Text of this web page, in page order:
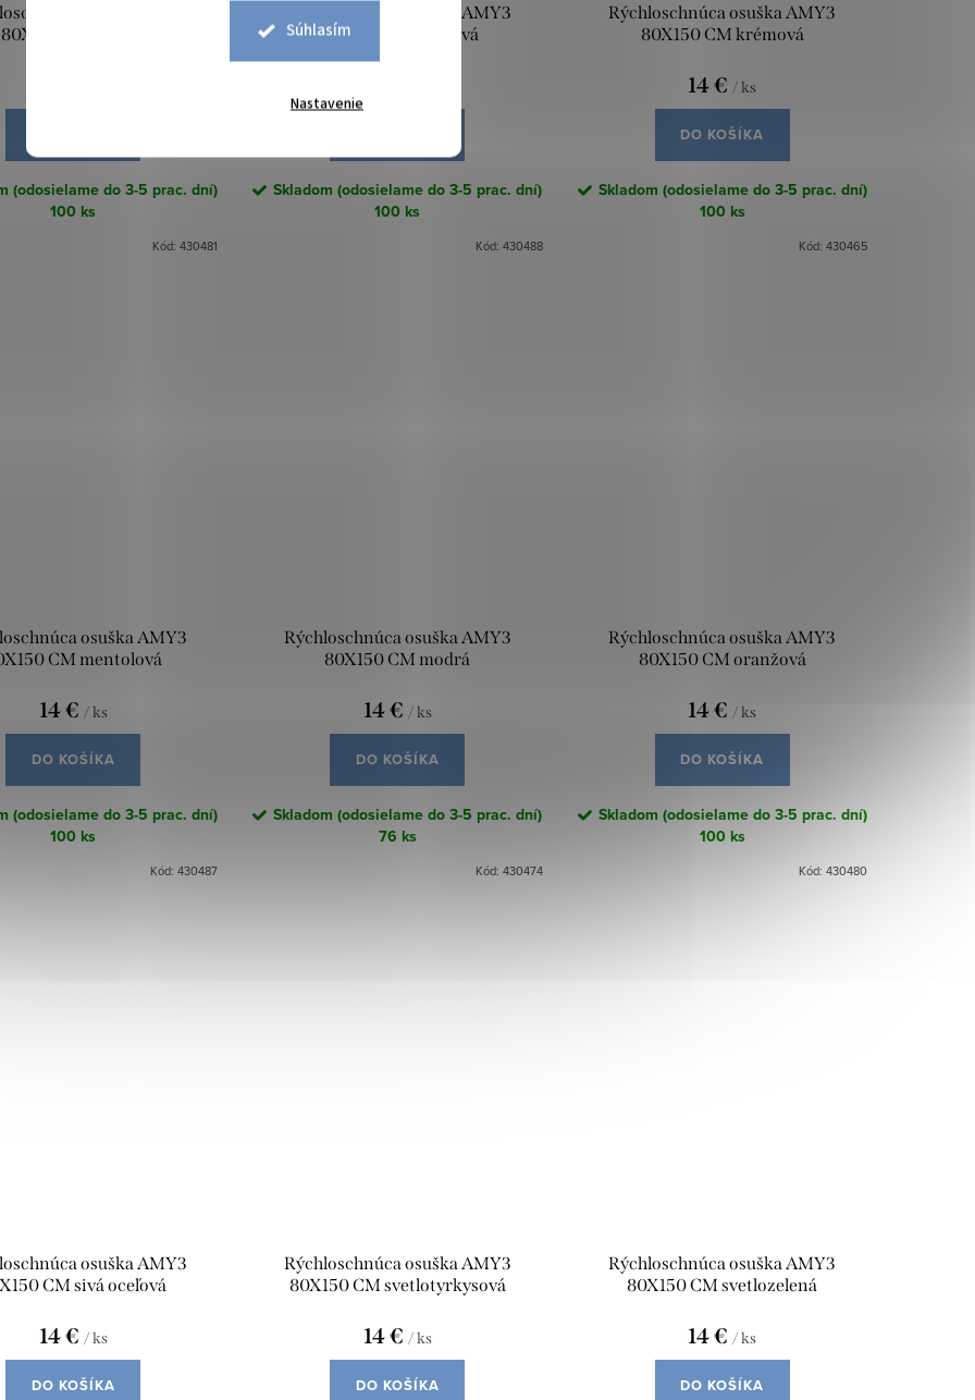
Súhlasím
Nastavenie
osuška AMY3
80X150 CM fialová
(odosielame do 3-5 prac. dní)
100 ks
Kód:430481
Rýchloschnúca osuška AMY3
80X150 CM koralová
Skladom (odosielame do 3-5 prac. dní)
100 ks
Kód: 430488
Rýchloschnúca osuška AMY3
80X150 CM krémová
14 €/ ks
DO KOŠÍKA
Skladom (odosielame do 3-5 prac. dní)
100 ks
Kód: 430465
osuška AMY3
CM mentolová
14 € / ks
DO KOŠÍKA
(odosielame do 3-5 prac. dní)
100 ks
Kód:430487
Rýchloschnúca osuška AMY3
80X150 CM modrá
14 € / ks
DO KOŠÍKA
Skladom (odosielame do 3-5 prac. dní)
76 ks
Kód: 430474
Rýchloschnúca osuška AMY3
80X150 CM oranžová
14 €/ ks
DO KOŠÍKA
Skladom (odosielame do 3-5 prac. dní)
100 ks
Kód: 430480
osuška AMY3
CM sivá oceľová
14 € / ks
DO KOŠÍKA
Rýchloschnúca osuška AMY3
80X150 CM svetlotyrkysová
14 € / ks
DO KOŠÍKA
Rýchloschnúca osuška AMY3
80X150 CM svetlozelená
14 € / ks
DO KOŠÍKA